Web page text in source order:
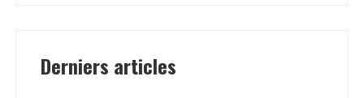
Derniers articles